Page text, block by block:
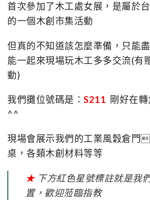
首次參加了木工處女展，是屬於
的一個木創市集活動
但真的不知道該怎麼準備，只能
能一起來現場玩木工多多交流(有
動)
我們攤位號碼是： S211 剛好在轉
^^
現場會展示我們的工業風穀倉門
桌， 各類木創材料等等
★下方紅色星號標註就是我
置，歡迎蒞臨指教